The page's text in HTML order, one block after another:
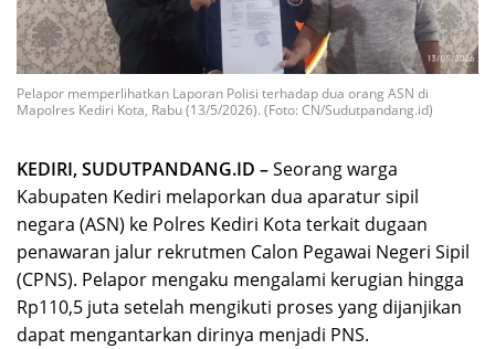
Pelapor memperlihatkan Laporan Polisi terhadap dua orang ASN di
Mapolres Kediri Kota, Rabu (13/5/2026). (Foto: CN/Sudutpandang.id)
KEDIRI, SUDUTPANDANG.ID –Seorang warga
Kabupaten Kediri melaporkan dua aparatur sipil
negara (ASN) ke Polres Kediri Kota terkait dugaan
penawaran jalur rekrutmen Calon Pegawai Negeri Sipil
(CPNS). Pelapor mengaku mengalami kerugian hingga
Rp110,5 juta setelah mengikuti proses yang dijanjikan
dapat mengantarkan dirinya menjadi PNS.